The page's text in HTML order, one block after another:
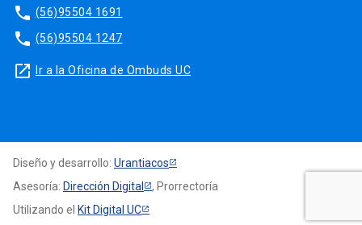
phone (56)95504 1691
phone (56)95504 1247
launch Ir a la Oficina de Ombuds UC
Diseño y desarrollo: Urantiacos
Asesoría: Dirección Digital
, Prorrectoría
Utilizando el Kit Digital UC